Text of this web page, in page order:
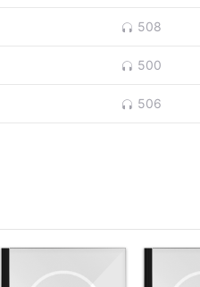
508
500
506